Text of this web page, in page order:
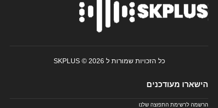
הישארו מעודכנים
הרשמה לרשימת התפוצה שלנו
כל הזכויות שמורות ל SKPLUS © 2026